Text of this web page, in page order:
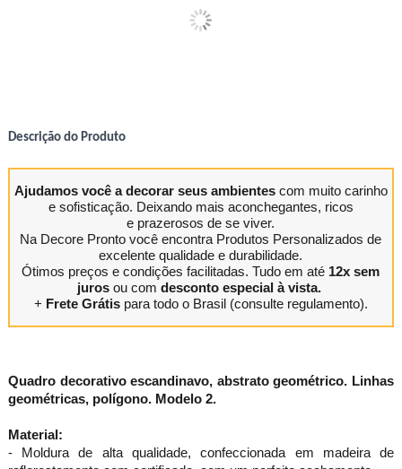
Descrição do Produto
Ajudamos você a decorar seus ambientescom muito carinho
e sofisticação. Deixando mais aconchegantes, ricos
e prazerosos de se viver.
Na Decore Pronto você encontra Produtos Personalizados de
excelente qualidade e durabilidade.
Ótimos preços e condições facilitadas. Tudo em até 12x sem
jurosou com desconto especial à vista.
+ Frete Grátispara todo o Brasil (consulte regulamento).
Quadro decorativo escandinavo, abstrato geométrico. Linhas
geométricas, polígono. Modelo 2.
Material:
- Moldura de alta qualidade, confeccionada em madeira de